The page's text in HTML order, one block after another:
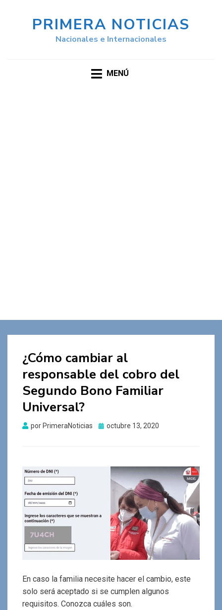
PRIMERA NOTICIAS
Nacionales e Internacionales
MENÚ
¿Cómo cambiar al
responsable del cobro del
Segundo Bono Familiar
Universal?
por PrimeraNoticias
Publicado
octubre 13, 2020
En caso la familia necesite hacer el cambio, este
solo será aceptado si se cumplen algunos
requisitos. Conozca cuáles son.